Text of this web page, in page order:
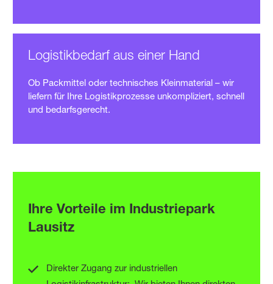
Logistikbedarf aus einer Hand
Ob Packmittel oder technisches Klein­material – wir
liefern für Ihre Logistik­prozesse unkompliziert, schnell
und bedarfsgerecht.
EFFIZIENTER
Ihre Vorteile im Industriepark
Lausitz
Direkter Zugang zur industriellen